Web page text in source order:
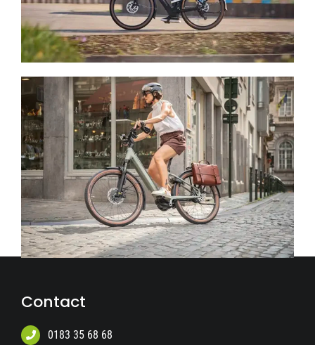
Contact
0183 35 68 68